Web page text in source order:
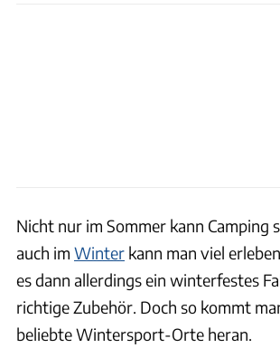
Nicht nur im Sommer kann Camping
auch im Winter kann man viel
es dann allerdings ein winterfestes
richtige Zubehör. Doch so kommt
beliebte Wintersport-Orte heran.